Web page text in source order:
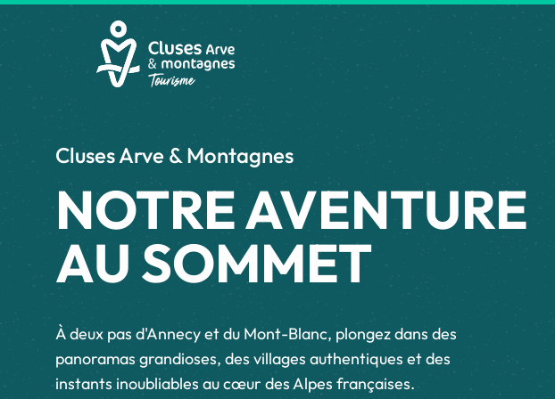
CLUSES ARVE
Cluses Arve & Montagnes
NOTRE AVENTURE
AU SOMMET
À deux pas d'Annecy et du Mont-Blanc, plongez dans des
panoramas grandioses, des villages authentiques et des
instants inoubliables au cœur des Alpes françaises.